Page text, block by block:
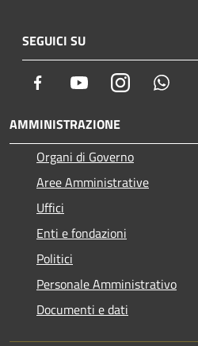
SEGUICI SU
Facebook YoutubeInstagram
AMMINISTRAZIONE
Organi di Governo
Aree Amministrative
Uffici
Enti e fondazioni
Politici
Personale Amministrativo
Documenti e dati